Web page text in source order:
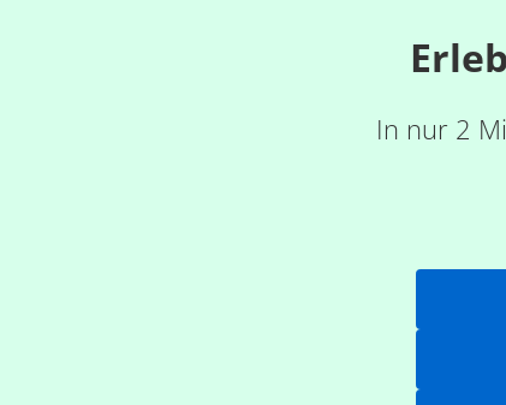
In nur 2